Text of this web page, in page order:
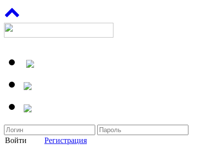
Войти
Регистрация